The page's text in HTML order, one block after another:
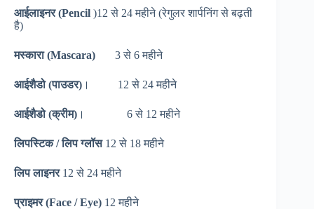
आईलाइनर (Pencil )12 से 24 महीने (रेगुलर शार्पनिंग से बढ़ती
है)
मस्कारा (Mascara) 3 से 6 महीने
आईशैडो (पाउडर) । 12 से 24 महीने
आईशैडो (क्रीम) । 6 से 12 महीने
लिपस्टिक / लिप ग्लॉस12 से 18 महीने
लिप लाइनर12 से 24 महीने
प्राइमर (Face / Eye) 12 महीने